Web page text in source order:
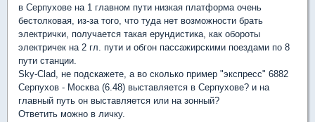
в Серпухове на 1 главном пути низкая платформа очень
бестолковая, из-за того, что туда нет возможности брать
электрички, получается такая ерундистика, как обороты
электричек на 2 гл. пути и обгон пассажирскими поездами по 8
пути станции.
Sky-Clad, не подскажете, а во сколько пример "экспресс" 6882
Серпухов - Москва (6.48) выставляется в Серпухове? и на
главный путь он выставляется или на зонный?
Ответить можно в личку.